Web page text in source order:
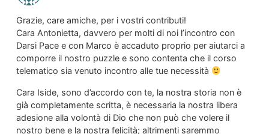
Grazie, care amiche, per i vostri contributi!
Cara Antonietta, davvero per molti di noi l’incontro con
Darsi Pace e con Marco è accaduto proprio per aiutarci a
comporre il nostro puzzle e sono contenta che il corso
telematico sia venuto incontro alle tue necessità
Cara Iside, sono d’accordo con te, la nostra storia non è
già completamente scritta, è necessaria la nostra libera
adesione alla volontà di Dio che non può che volere il
nostro bene e la nostra felicità; altrimenti saremmo